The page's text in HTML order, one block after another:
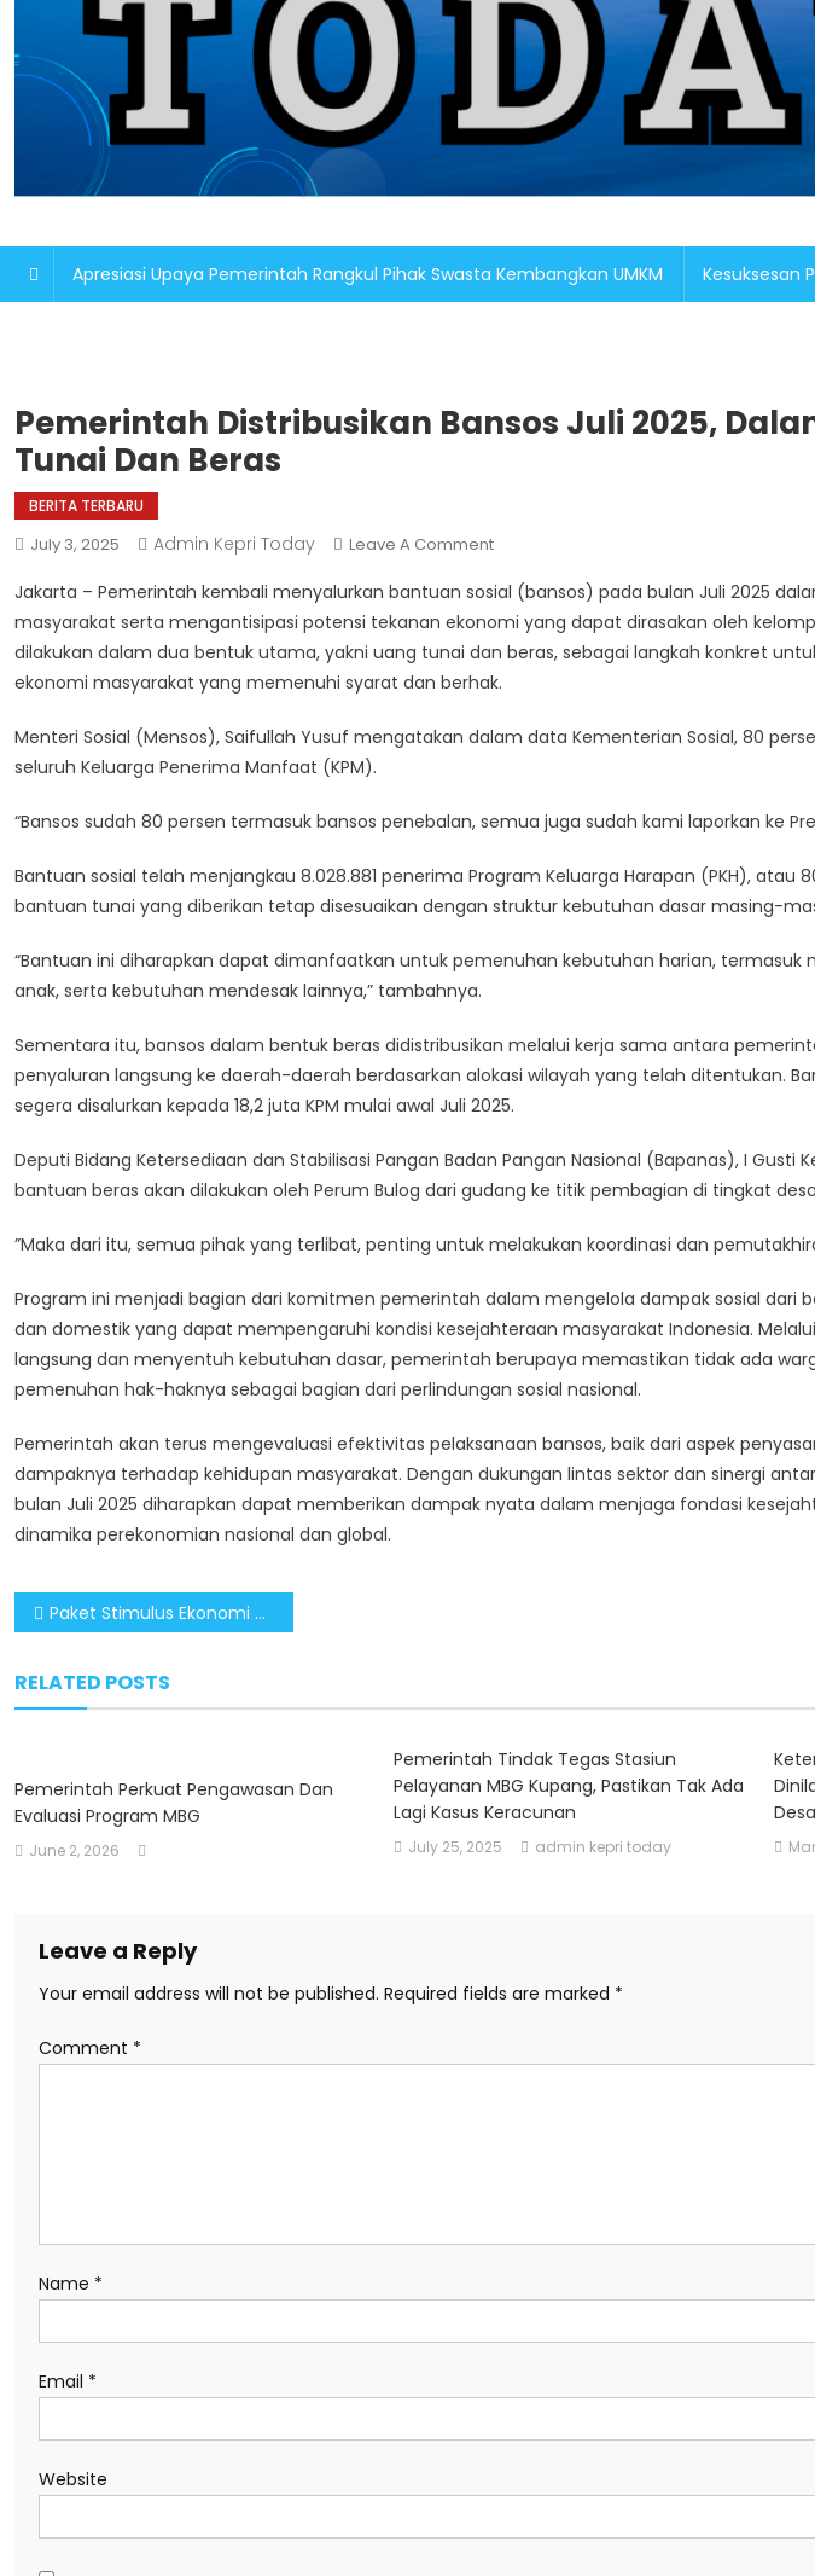
Apresiasi Upaya Pemerintah Rangkul Pihak Swasta Kembangkan UMKM Kesuksesan
Pemerintah Distribusikan Bansos Juli 2025,
Tunai Dan Beras
BERITA TERBARU
July 3, 2025 Admin Kepri Today Leave A CommentOn
Distribusikan
Bansos
Juli
2025,
Bentuk
Dan
Jakarta – Pemerintah kembali menyalurkan bantuan sosial (bansos) pada bulan Juli 2025
masyarakat serta mengantisipasi potensi tekanan ekonomi yang dapat dirasakan oleh
dilakukan dalam dua bentuk utama, yakni uang tunai dan beras, sebagai langkah konkret
ekonomi masyarakat yang memenuhi syarat dan berhak.
Menteri Sosial (Mensos), Saifullah Yusuf mengatakan dalam data Kementerian Sosial, 80
seluruh Keluarga Penerima Manfaat (KPM).
“Bansos sudah 80 persen termasuk bansos penebalan, semua juga sudah kami laporkan ke
Bantuan sosial telah menjangkau 8.028.881 penerima Program Keluarga Harapan (PKH), atau
bantuan tunai yang diberikan tetap disesuaikan dengan struktur kebutuhan dasar masing-
“Bantuan ini diharapkan dapat dimanfaatkan untuk pemenuhan kebutuhan harian, termasuk
anak, serta kebutuhan mendesak lainnya,” tambahnya.
Sementara itu, bansos dalam bentuk beras didistribusikan melalui kerja sama antara
penyaluran langsung ke daerah-daerah berdasarkan alokasi wilayah yang telah ditentukan.
segera disalurkan kepada 18,2 juta KPM mulai awal Juli 2025.
Deputi Bidang Ketersediaan dan Stabilisasi Pangan Badan Pangan Nasional (Bapanas), I
bantuan beras akan dilakukan oleh Perum Bulog dari gudang ke titik pembagian di tingkat
”Maka dari itu, semua pihak yang terlibat, penting untuk melakukan koordinasi dan
Program ini menjadi bagian dari komitmen pemerintah dalam mengelola dampak sosial dari
dan domestik yang dapat mempengaruhi kondisi kesejahteraan masyarakat Indonesia.
langsung dan menyentuh kebutuhan dasar, pemerintah berupaya memastikan tidak ada
pemenuhan hak-haknya sebagai bagian dari perlindungan sosial nasional.
Pemerintah akan terus mengevaluasi efektivitas pelaksanaan bansos, baik dari aspek
dampaknya terhadap kehidupan masyarakat. Dengan dukungan lintas sektor dan sinergi
bulan Juli 2025 diharapkan dapat memberikan dampak nyata dalam menjaga fondasi
dinamika perekonomian nasional dan global.
Post
Paket Stimulus Ekonomi Tingkatkan Daya Beli Masyarakat Sekaligus Jaga Pertumbuhan Ekonomi
RELATED POSTS
Pemerintah Perkuat Pengawasan Dan
Evaluasi Program MBG
June 2, 2026
Pemerintah Tindak Tegas Stasiun
Pelayanan MBG Kupang, Pastikan Tak Ada
Lagi Kasus Keracunan
July 25, 2025 admin kepri today
Desa
Leave a Reply
Your email address will not be published. Required fields are marked *
Comment *
Name *
Email *
Website